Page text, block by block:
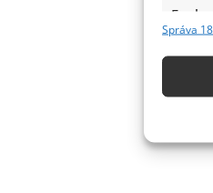
Funkce
Správa